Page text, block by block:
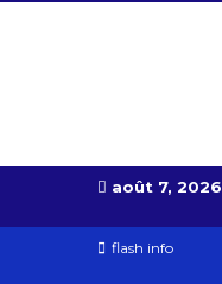
août 7, 2026
flash info